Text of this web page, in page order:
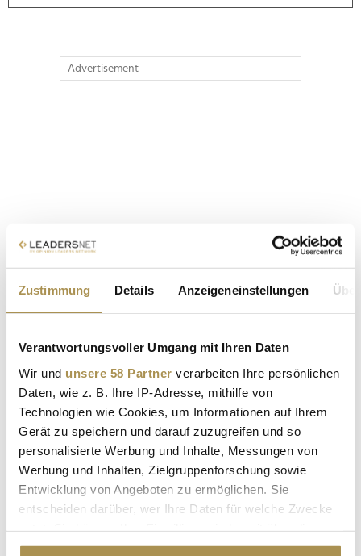
Zustimmung Details Anzeigeneinstellungen
Verantwortungsvoller Umgang mit Ihren Daten
Wir und unsere 58 Partner verarbeiten Ihre persönlichen
Daten, wie z. B. Ihre IP-Adresse, mithilfe von
Technologien wie Cookies, um Informationen auf Ihrem
Gerät zu speichern und darauf zuzugreifen und so
personalisierte Werbung und Inhalte, Messungen von
Werbung und Inhalten, Zielgruppenforschung sowie
Entwicklung von Angeboten zu ermöglichen. Sie
entscheiden darüber, wer Ihre Daten für welche Zwecke
Cookie-Erklärung oder durch Klicken auf das Privacy
Advertisement